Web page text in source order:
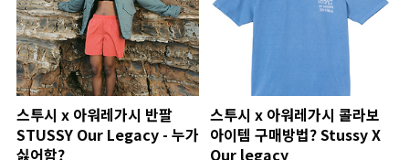
스투시 x 아워레가시 반팔
STUSSY Our Legacy - 누가
싫어함?
스투시 x 아워레가시 콜라보
아이템 구매방법? Stussy X
Our legacy